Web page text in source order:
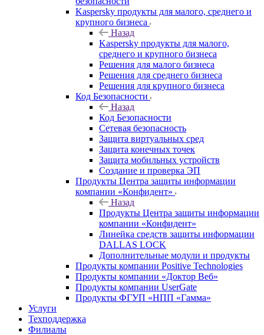
Kaspersky продукты для малого, среднего и
крупного бизнеса
Назад
Kaspersky продукты для малого,
среднего и крупного бизнеса
Решения для малого бизнеса
Решения для среднего бизнеса
Решения для крупного бизнеса
Код Безопасности
Назад
Код Безопасности
Сетевая безопасность
Защита виртуальных сред
Защита конечных точек
Защита мобильных устройств
Создание и проверка ЭП
Продукты Центра защиты информации
компании «Конфидент»
Назад
Продукты Центра защиты информации
компании «Конфидент»
Линейка средств защиты информации
DALLAS LOCK
Дополнительные модули и продукты
Продукты компании Positive Technologies
Продукты компании «Доктор Веб»
Продукты компании UserGate
Продукты ФГУП «НПП «Гамма»
Услуги
Техподдержка
Филиалы